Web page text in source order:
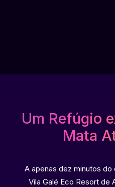
Um Refúgio
Mata
A apenas dez minutos
Vila Galé Eco Resort de